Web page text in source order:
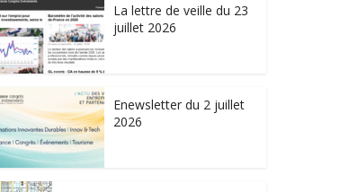
La lettre de veille du 23
juillet 2026
Enewsletter du 2 juillet
2026